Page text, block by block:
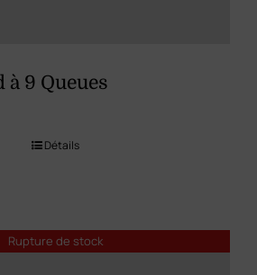
à 9 Queues
Détails
Rupture de stock